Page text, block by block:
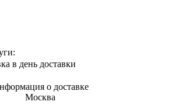
в день доставки
о доставке
Москва